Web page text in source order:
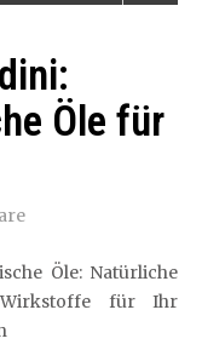
Öle für
Öle: Natürliche
für Ihr